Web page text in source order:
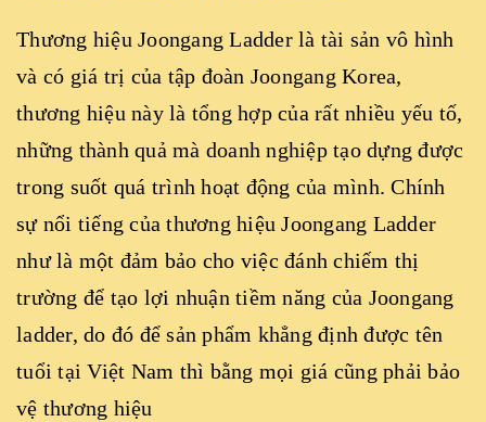
Thương hiệu Joongang Ladder là tài sản vô hình
và có giá trị của tập đoàn Joongang Korea,
thương hiệu này là tổng hợp của rất nhiều yếu tố,
những thành quả mà doanh nghiệp tạo dựng được
trong suốt quá trình hoạt động của mình. Chính
sự nổi tiếng của thương hiệu Joongang Ladder
như là một đảm bảo cho việc đánh chiếm thị
trường để tạo lợi nhuận tiềm năng của Joongang
ladder, do đó để sản phẩm khẳng định được tên
tuổi tại Việt Nam thì bằng mọi giá cũng phải bảo
vệ thương hiệu